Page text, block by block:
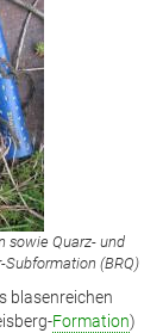
sowie Quarz- und
Subformation (BRQ)
blasenreichen
Formation)